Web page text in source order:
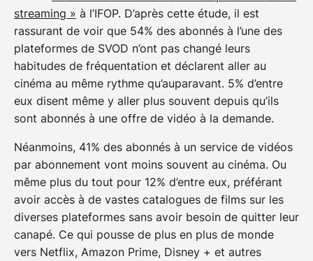
streaming » à l’IFOP. D’après cette étude, il est
rassurant de voir que 54% des abonnés à l’une des
plateformes de SVOD n’ont pas changé leurs
habitudes de fréquentation et déclarent aller au
cinéma au même rythme qu’auparavant. 5% d’entre
eux disent même y aller plus souvent depuis qu’ils
sont abonnés à une offre de vidéo à la demande.
Néanmoins, 41% des abonnés à un service de vidéos
par abonnement vont moins souvent au cinéma. Ou
même plus du tout pour 12% d’entre eux, préférant
avoir accès à de vastes catalogues de films sur les
diverses plateformes sans avoir besoin de quitter leur
canapé. Ce qui pousse de plus en plus de monde
vers Netflix, Amazon Prime, Disney + et autres